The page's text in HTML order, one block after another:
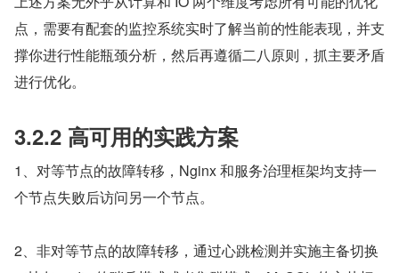
点，需要有配套的监控系统实时了解当前的性能表现，并支
撑你进行性能瓶颈分析，然后再遵循二八原则，抓主要矛盾
进行优化。
3.2.2 高可用的实践方案
1、对等节点的故障转移，Nginx 和服务治理框架均支持一
个节点失败后访问另一个节点。
2、非对等节点的故障转移，通过心跳检测并实施主备切换